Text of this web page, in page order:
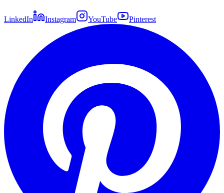
LinkedIn Instagram YouTube Pinterest